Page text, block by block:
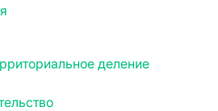
деление